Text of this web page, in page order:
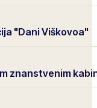
"Dani Viškovoa"
znanstvenim